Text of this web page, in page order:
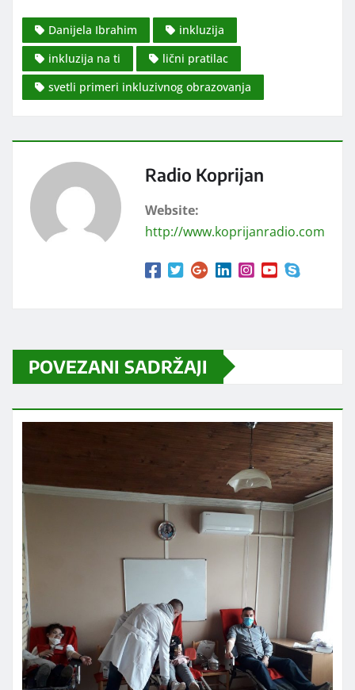
Danijela Ibrahim
inkluzija
inkluzija na ti
lični pratilac
svetli primeri inkluzivnog obrazovanja
Radio Koprijan
Website:
http://www.koprijanradio.com
POVEZANI SADRŽAJI